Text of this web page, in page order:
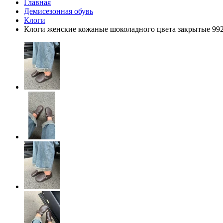
Главная
Демисезонная обувь
Клоги
Клоги женские кожаные шоколадного цвета закрытые